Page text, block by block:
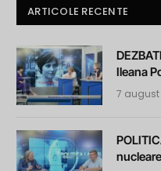
ARTICOLE RECENTE
Ileana
7 august
nucleare